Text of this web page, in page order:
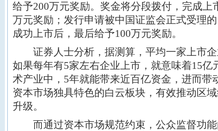
给予200万元奖励。奖金将分段拨付，完成上
万元奖励；发行申请被中国证监会正式受理
成功上市后，最后给予100万元奖励。
证券人士分析，据测算，平均一家上市企
如果每年有5家左右企业上市，就意味着15
术产业中，5年就能带来近百亿资金，进而带
资本市场独具特色的白云板块，有效推动区
升级。
而通过资本市场规范约束，公众监督功能